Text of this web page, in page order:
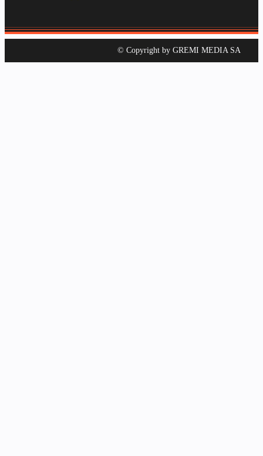
© Copyright by GREMI MEDIA SA